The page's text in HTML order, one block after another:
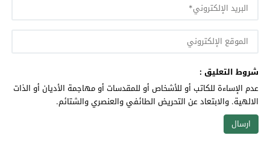
شروط التعليق :
عدم الإساءة للكاتب أو للأشخاص أو للمقدسات أو مهاجمة الأديان أو الذات
الالهية. والابتعاد عن التحريض الطائفي والعنصري والشتائم.